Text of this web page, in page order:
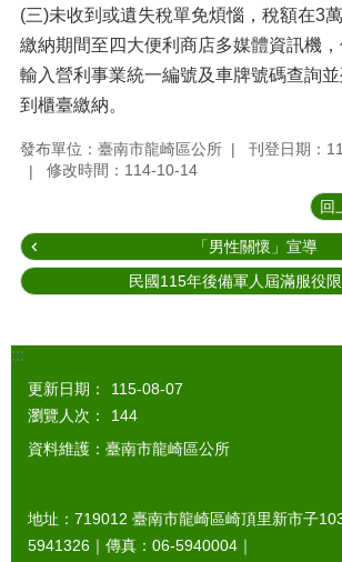
(三)未收到或遺失稅單免煩惱，稅額在3
繳納期間至四大便利商店多媒體資訊機
輸入營利事業統一編號及車牌號碼查詢並
到櫃臺繳納。
發布單位：臺南市龍崎區公所
刊登日期：
修改時間：114-10-14
回
「男性關懷」宣導
民國115年後備軍人屆滿服役
:::
更新日期：
115-08-07
瀏覽人次：
144
資料維護：臺南市龍崎區公所
地址：719012 臺南市龍崎區崎頂里新市子
5941326｜傳真：06-5940004｜